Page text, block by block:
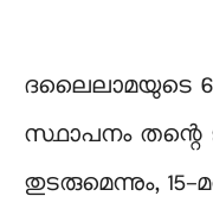
ദലൈലാമയുടെ
സ്ഥാപനം തന്റെ
തുടരുമെന്നും,